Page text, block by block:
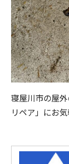
寝屋川市の屋
リペア」にお